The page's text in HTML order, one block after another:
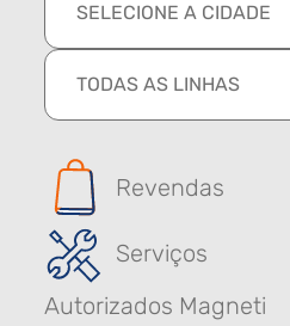
SELECIONE A CIDADE
TODAS AS LINHAS
Revendas
Serviços
Autorizados Magneti